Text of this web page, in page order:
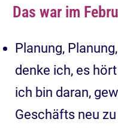
Das war im
Planung,
denke ich, es
ich bin daran,
Geschäfts neu